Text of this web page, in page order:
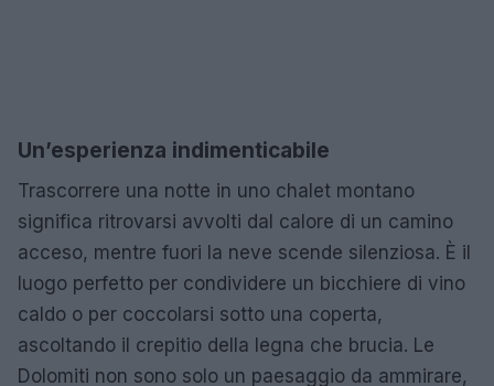
Un’esperienza indimenticabile
Trascorrere una notte in uno chalet montano
significa ritrovarsi avvolti dal calore di un camino
acceso, mentre fuori la neve scende silenziosa. È il
luogo perfetto per condividere un bicchiere di vino
caldo o per coccolarsi sotto una coperta,
ascoltando il crepitio della legna che brucia. Le
Dolomiti non sono solo un paesaggio da ammirare,